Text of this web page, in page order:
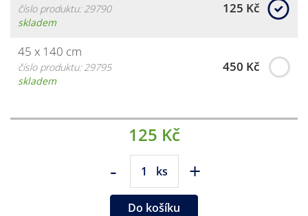
číslo produktu: 29790
skladem
125 Kč
45 x 140 cm
číslo produktu: 29795
skladem
450 Kč
125 Kč
- ks +
Do košíku